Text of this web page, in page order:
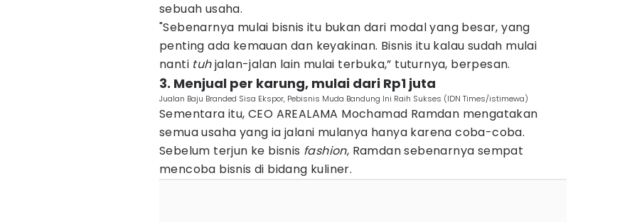
sebuah usaha.
"Sebenarnya mulai bisnis itu bukan dari modal yang besar, yang
penting ada kemauan dan keyakinan. Bisnis itu kalau sudah mulai
nanti tuhjalan-jalan lain mulai terbuka,” tuturnya, berpesan.
3. Menjual per karung, mulai dari Rp1 juta
Jualan Baju Branded Sisa Ekspor, Pebisnis Muda Bandung Ini Raih Sukses (IDN Times/istimewa)
Sementara itu, CEO AREALAMA Mochamad Ramdan mengatakan
semua usaha yang ia jalani mulanya hanya karena coba-coba.
Sebelum terjun ke bisnis fashion, Ramdan sebenarnya sempat
mencoba bisnis di bidang kuliner.